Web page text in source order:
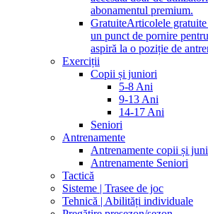
abonamentul premium.
GratuiteArticolele
un punct de pornire
aspiră la o poziție de
Exerciții
Copii și juniori
5-8 Ani
9-13 Ani
14-17 Ani
Seniori
Antrenamente
Antrenamente copii și
Antrenamente Seniori
Tactică
Sisteme | Trasee de joc
Tehnică | Abilități individuale